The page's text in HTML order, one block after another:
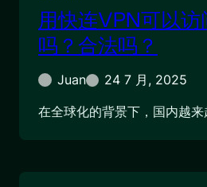
用快连VPN可以
吗？合法吗？
Juan
24 7 月, 2025
在全球化的背景下，国内越